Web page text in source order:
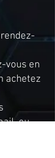
vous en
achetez
ou